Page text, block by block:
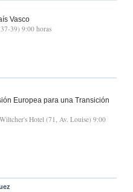
Vasco
39) 9:00 horas
Europea para una Transición
Hotel (71, Av. Louise) 9:00